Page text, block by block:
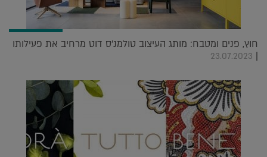
חוץ, פנים ומטבח: מותג העיצוב טולמנ'ס דוט מרחיב את פעילותו
|
23.07.2023